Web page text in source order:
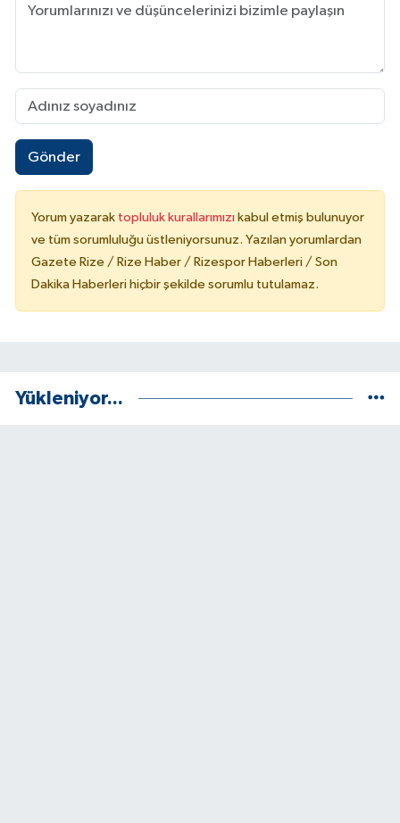
Gönder
Yorum yazarak topluluk kurallarımızı kabul etmiş bulunuyor
ve tüm sorumluluğu üstleniyorsunuz. Yazılan yorumlardan
Gazete Rize / Rize Haber / Rizespor Haberleri / Son
Dakika Haberleri hiçbir şekilde sorumlu tutulamaz.
Yükleniyor...